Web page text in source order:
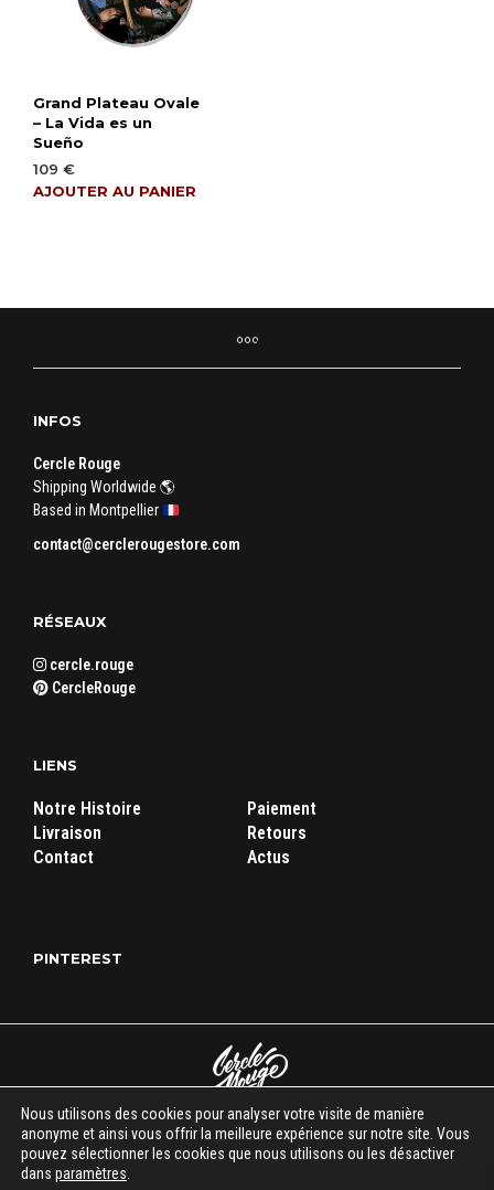
Grand Plateau Ovale
– La Vida es un
Sueño
109 €
AJOUTER AU PANIER
INFOS
Cercle Rouge
Shipping Worldwide 🌎
Based in Montpellier
contact@cerclerougestore.com
RÉSEAUX
cercle.rouge
CercleRouge
LIENS
Notre Histoire
Livraison
Contact
Paiement
Retours
Actus
PINTEREST
Cercle Rouge Store|Mentions légales |C.G.V| Tous droits réservés
© 2018-2026
Nous utilisons des cookies pour analyser votre visite de manière
anonyme et ainsi vous offrir la meilleure expérience sur notre site. Vous
pouvez sélectionner les cookies que nous utilisons ou les désactiver
dans paramètres